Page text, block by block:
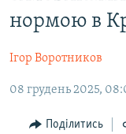
до
основної
Перейти
до
ПОГЛЯД
ІНТЕРВ'Ю
ВСЕ ЗА ДЕНЬ
нормою в
Ігор Воротников
08 грудень 2025,
Поділитись